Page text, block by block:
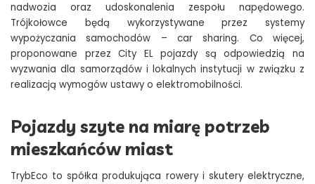
nadwozia oraz udoskonalenia zespołu napędowego.
Trójkołowce będą wykorzystywane przez systemy
wypożyczania samochodów – car sharing. Co więcej,
proponowane przez City EL pojazdy są odpowiedzią na
wyzwania dla samorządów i lokalnych instytucji w związku z
realizacją wymogów ustawy o elektromobilności.
Pojazdy szyte na miarę potrzeb
mieszkańców miast
TrybEco to spółka produkująca rowery i skutery elektryczne,